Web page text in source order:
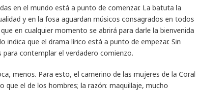
en el mundo está a punto de comenzar. La batuta la
y en la fosa aguardan músicos consagrados en todos
en cualquier momento se abrirá para darle la bienvenida
que el drama lírico está a punto de empezar. Sin
contemplar el verdadero comienzo.
menos. Para esto, el camerino de las mujeres de la Coral
que el de los hombres; la razón: maquillaje, mucho